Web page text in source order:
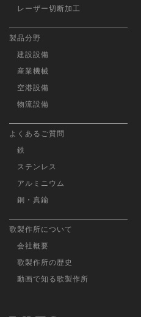
レーザー切断加工
製品分野
建設設備
産業機械
空港設備
物流設備
よくあるご質問
鉄
ステンレス
アルミニウム
銅・真鍮
歌製作所について
会社概要
歌製作所の歴史
動画で知る歌製作所